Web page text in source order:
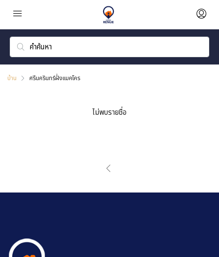
บ้าน ศรีนครินทร์ฝั่งแมคโคร
ไม่พบรายชื่อ